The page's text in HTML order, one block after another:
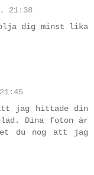
21:38
dig minst lika
att jag hittade din
Dina foton är
du nog att jag